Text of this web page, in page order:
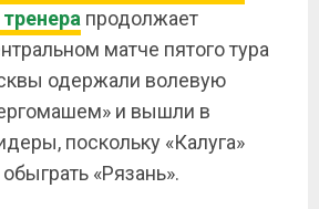
продолжает
матче пятого тура
одержали волевую
и вышли в
поскольку «Калуга»
«Рязань».